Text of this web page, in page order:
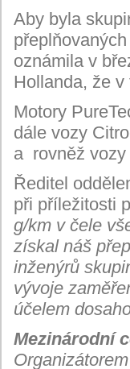
Aby byla
oznámila v
Hollanda, že
Motory
dále vozy
a rovněž vozy
Ředitel
při příležitosti
g/km v čele
získal náš
inženýrů
vývoje
účelem
Mezinárodní